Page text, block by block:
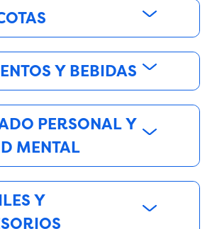
Y BEBIDAS
PERSONAL Y
MENTAL
Y